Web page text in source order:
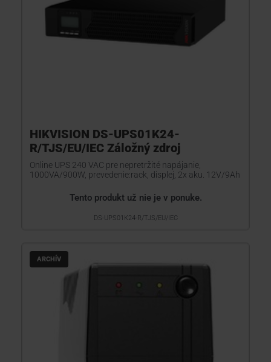
HIKVISION DS-UPS01K24-
R/TJS/EU/IEC Záložný zdroj
Online UPS 240 VAC pre nepretržité napájanie,
1000VA/900W, prevedenie:rack, displej, 2x aku. 12V/9Ah
Tento produkt už nie je v ponuke.
DS-UPS01K24-R/TJS/EU/IEC
ARCHÍV